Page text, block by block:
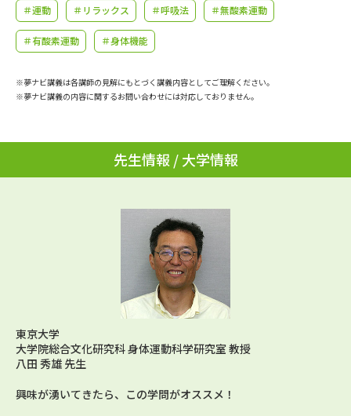
大学で学びたい学問発見
ユーザーサポート
受付内容・発送状況の確認
個人情報取扱規定
特定商取引表記
テレメール進学カタログ
＃運動 ＃リラックス ＃呼吸法 ＃無酸素運動
＃有酸素運動 ＃身体機能
※夢ナビ講義は各講師の見解にもとづく講義内容としてご理解ください。
※夢ナビ講義の内容に関するお問い合わせには対応しておりません。
先生情報 / 大学情報
東京大学
大学院総合文化研究科 身体運動科学研究室 教授
八田 秀雄 先生
興味が湧いてきたら、この学問がオススメ！